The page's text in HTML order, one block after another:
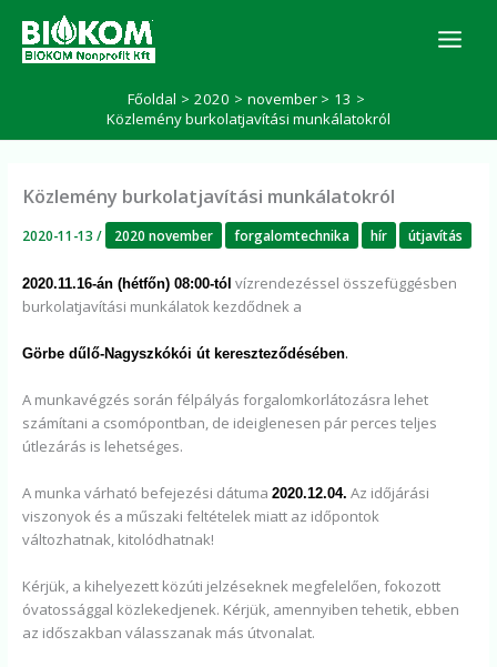
content
Főoldal 2020 november
13
Közlemény burkolatjavítási munkálatokról
Közlemény burkolatjavítási munkálatokról
2020-11-13/ 2020 november forgalomtechnika hír útjavítás
2020.11.16-án (hétfőn) 08:00-tól vízrendezéssel összefüggésben
burkolatjavítási munkálatok kezdődnek a
Görbe dűlő-Nagyszkókói út kereszteződésében.
A munkavégzés során félpályás forgalomkorlátozásra lehet
számítani a csomópontban, de ideiglenesen pár perces teljes
útlezárás is lehetséges.
A munka várható befejezési dátuma2020.12.04. Az időjárási
viszonyok és a műszaki feltételek miatt az időpontok
változhatnak, kitolódhatnak!
Kérjük, a kihelyezett közúti jelzéseknek megfelelően, fokozott
óvatossággal közlekedjenek. Kérjük, amennyiben tehetik, ebben
az időszakban válasszanak más útvonalat.
e
r
s